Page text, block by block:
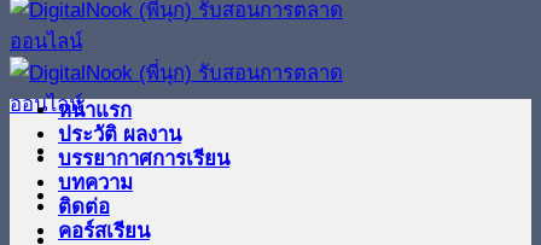
หน้าแรก
ประวัติ ผลงาน
บรรยากาศการเรียน
บทความ
ติดต่อ
คอร์สเรียน